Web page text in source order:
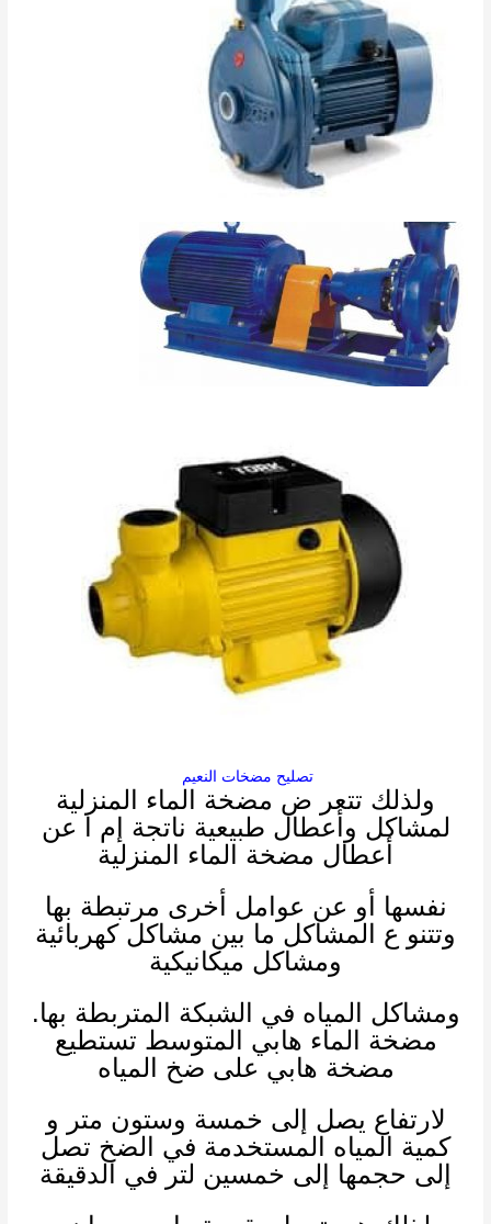
تصليح مضخات النعيم
ولذلك تتعر ض مضخة الماء المنزلية
لمشاكل وأعطال طبيعية ناتجة إم ا عن
أعطال مضخة الماء المنزلية
نفسها أو عن عوامل أخرى مرتبطة بها
وتتنو ع المشاكل ما بين مشاكل كهربائية
ومشاكل ميكانيكية
ومشاكل المياه في الشبكة المتربطة بها.
مضخة الماء هابي المتوسط تستطيع
مضخة هابي على ضخ المياه
لارتفاع يصل إلى خمسة وستون متر و
كمية المياه المستخدمة في الضخ تصل
إلى حجمها إلى خمسين لتر في الدقيقة